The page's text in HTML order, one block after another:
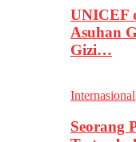
UNICEF
Asuhan
Gizi…
Internasional
Seorang